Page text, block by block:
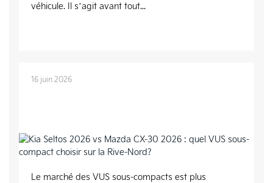
véhicule. Il s’agit avant tout...
16 juin 2026
Le marché des VUS sous-compacts est plus